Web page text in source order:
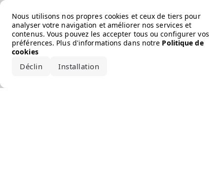
Nous utilisons nos propres cookies et ceux de tiers pour
analyser votre navigation et améliorer nos services et
contenus. Vous pouvez les accepter tous ou configurer vos
préférences. Plus d'informations dans notre Politique de
cookies
Déclin Installation
Error loading the brand